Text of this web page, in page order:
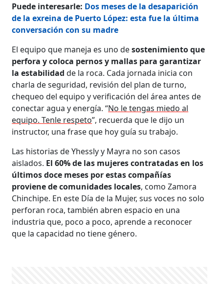
Puede interesarle: Dos meses de la desaparición
de la exreina de Puerto López: esta fue la última
conversación con su madre
El equipo que maneja es uno desostenimiento que
perfora y coloca pernos y mallas para garantizar
la estabilidad de la roca. Cada jornada inicia con
charla de seguridad, revisión del plan de turno,
chequeo del equipo y verificación del área antes de
conectar agua y energía. “No le tengas miedo al
equipo. Tenle respeto”, recuerda que le dijo un
instructor, una frase que hoy guía su trabajo.
Las historias de Yhessly y Mayra no son casos
aislados. El 60% de las mujeres contratadas en los
últimos doce meses por estas compañías
proviene de comunidades locales, como Zamora
Chinchipe. En este Día de la Mujer, sus voces no solo
perforan roca, también abren espacio en una
industria que, poco a poco, aprende a reconocer
que la capacidad no tiene género.